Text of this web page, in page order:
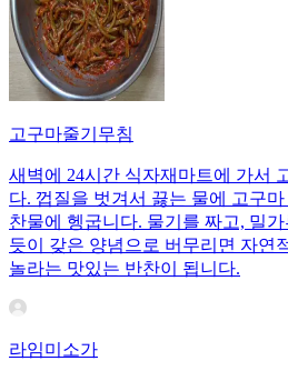
고구마줄기무침
새벽에 24시간 식자재마트에 가서
다. 껍질을 벗겨서 끓는 물에 고구
찬물에 헹굽니다. 물기를 짜고, 밀
듯이 갖은 양념으로 버무리면 자연
놀라는 맛있는 반찬이 됩니다.
라임미소가